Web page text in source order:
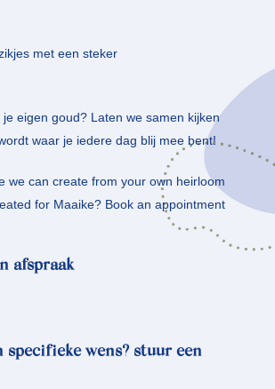
met een steker
eigen goud? Laten we samen kijken
waar je iedere dag blij mee bent!
we can create from your own heirloom
for Maaike? Book an appointment
afspraak
specifieke wens? stuur een